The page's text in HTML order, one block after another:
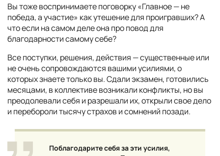
Вы тоже воспринимаете поговорку «Главное — не
победа, а участие» как утешение для проигравших? А
что если на самом деле она про повод для
благодарности самому себе?
Все поступки, решения, действия — существенные или
не очень сопровождаются вашими усилиями, о
которых знаете только вы. Сдали экзамен, готовились
месяцами, в коллективе возникали конфликты, но вы
преодолевали себя и разрешали их, открыли свое дело
и перебороли тысячу страхов и сомнений позади.
Поблагодарите себя за эти усилия,